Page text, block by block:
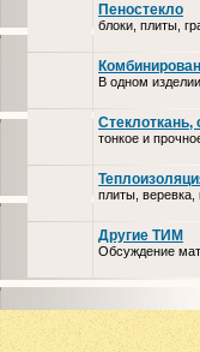
Пеностекло
блоки, плиты,
В одном
Стеклоткань,
тонкое и
плиты,
Другие ТИМ
Обсуждение